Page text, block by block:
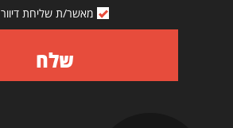
מאשר/ת שליחת דיוור
שלח